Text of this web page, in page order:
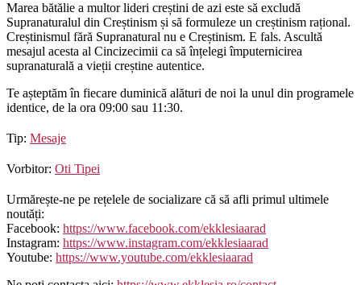
Marea bătălie a multor lideri creștini de azi este să excludă
Supranaturalul din Creștinism și să formuleze un creștinism rațional.
Creștinismul fără Supranatural nu e Creștinism. E fals. Ascultă
mesajul acesta al Cincizecimii ca să înțelegi împuternicirea
supranaturală a vieții creștine autentice.
Te așteptăm în fiecare duminică alături de noi la unul din programele
identice, de la ora 09:00 sau 11:30.
Tip: Mesaje
Vorbitor: Oti Tipei
Urmărește-ne pe rețelele de socializare că să afli primul ultimele
noutăți:
Facebook: https://www.facebook.com/ekklesiaarad
Instagram: https://www.instagram.com/ekklesiaarad
Youtube: https://www.youtube.com/ekklesiaarad